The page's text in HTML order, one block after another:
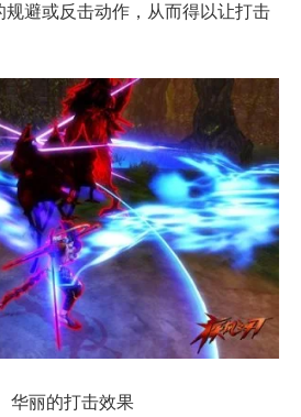
避或反击动作，从而得以让打击
丽的打击效果